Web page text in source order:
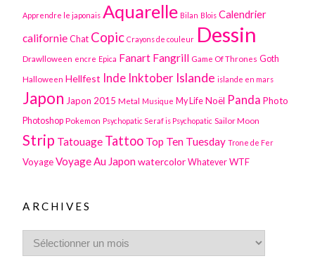
Apprendre le japonais Aquarelle Bilan Blois Calendrier
californie Chat Copic Crayons de couleur Dessin
Drawlloween encre Epica Fanart Fangrill Game Of Thrones Goth
Halloween Hellfest Inde Inktober Islande islande en mars
Japon Japon 2015 Metal Musique My Life Noël Panda Photo
Photoshop Pokemon Psychopatic Seraf is Psychopatic Sailor Moon
Strip Tatouage Tattoo Top Ten Tuesday Trone de Fer
Voyage Voyage Au Japon watercolor Whatever WTF
ARCHIVES